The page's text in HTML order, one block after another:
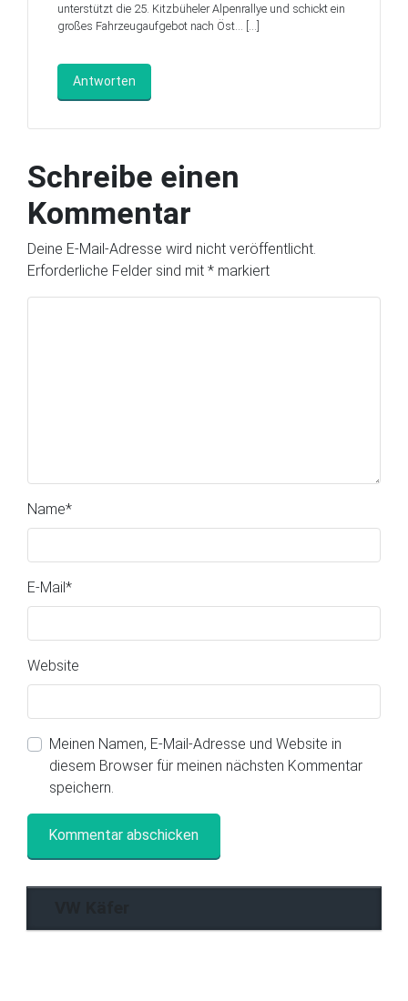
unterstützt die 25. Kitzbüheler Alpenrallye und schickt ein
großes Fahrzeugaufgebot nach Öst… […]
Antworten
Schreibe einen
Kommentar
Deine E-Mail-Adresse wird nicht veröffentlicht.
Erforderliche Felder sind mit * markiert
Name*
E-Mail *
Website
Meinen Namen, E-Mail-Adresse und Website in
diesem Browser für meinen nächsten Kommentar
speichern.